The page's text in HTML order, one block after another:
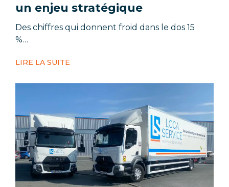
un enjeu stratégique
Des chiffres qui donnent froid dans le dos 15
%…
LIRE LA SUITE